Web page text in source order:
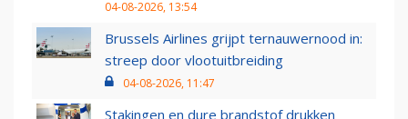
04-08-2026, 13:54
Brussels Airlines grijpt ternauwernood in:
streep door vlootuitbreiding
04-08-2026, 11:47
Stakingen en dure brandstof drukken